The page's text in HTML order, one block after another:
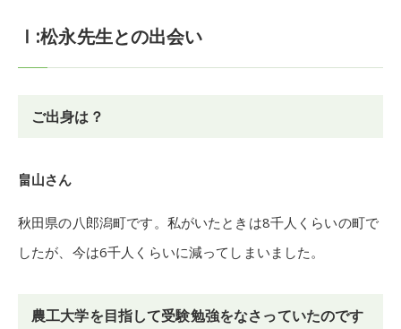
Ⅰ:松永先生との出会い
ご出身は？
畠山さん
秋田県の八郎潟町です。私がいたときは8千人くらいの町で
したが、今は6千人くらいに減ってしまいました。
農工大学を目指して受験勉強をなさっていたのです